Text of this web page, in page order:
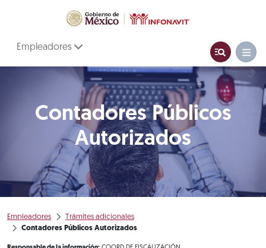
Empleadores
Contadores Públicos
Autorizados
Empleadores
Trámites adicionales
Contadores Públicos Autorizados